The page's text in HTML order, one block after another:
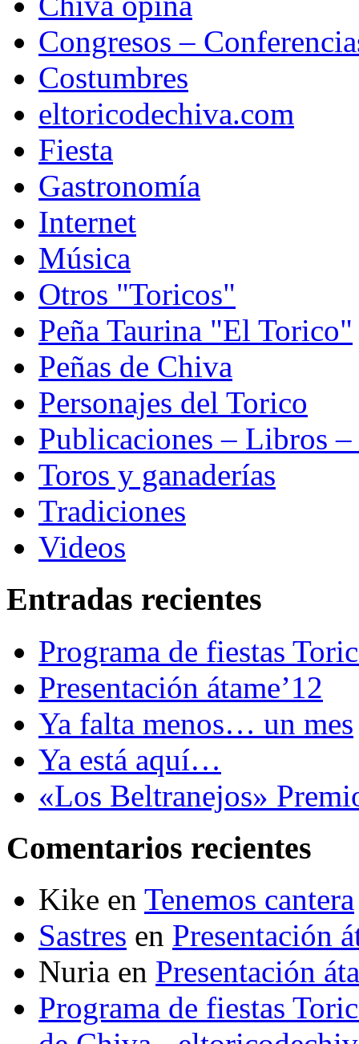
Congresos –
Costumbres
eltoricodechiva.com
Fiesta
Gastronomía
Internet
Música
Otros "Toricos"
Peña Taurina "El Torico"
Peñas de Chiva
Personajes del Torico
Publicaciones – Libros –
Toros y ganaderías
Tradiciones
Videos
Entradas recientes
Programa de fiestas
Presentación átame’12
Ya falta menos… un mes
Ya está aquí…
«Los Beltranejos»
Comentarios recientes
Kike en Tenemos cantera
Sastres en Presentación
Nuria en Presentación
Programa de fiestas